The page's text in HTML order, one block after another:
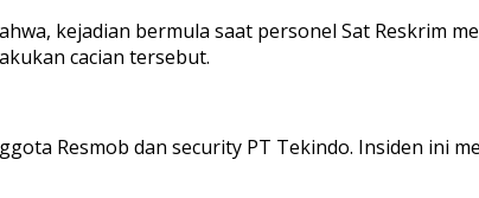
kejadian bermula saat personel Sat Reskrim
cacian tersebut.
Resmob dan security PT Tekindo. Insiden ini